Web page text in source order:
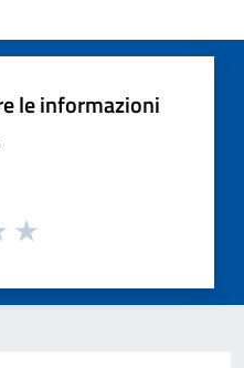
le informazioni